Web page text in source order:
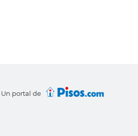
Un portal de